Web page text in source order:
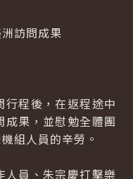
訪問成果
程後，在返程途中
果，並慰勉全體團
組人員的辛勞。
員、朱宗慶打擊樂